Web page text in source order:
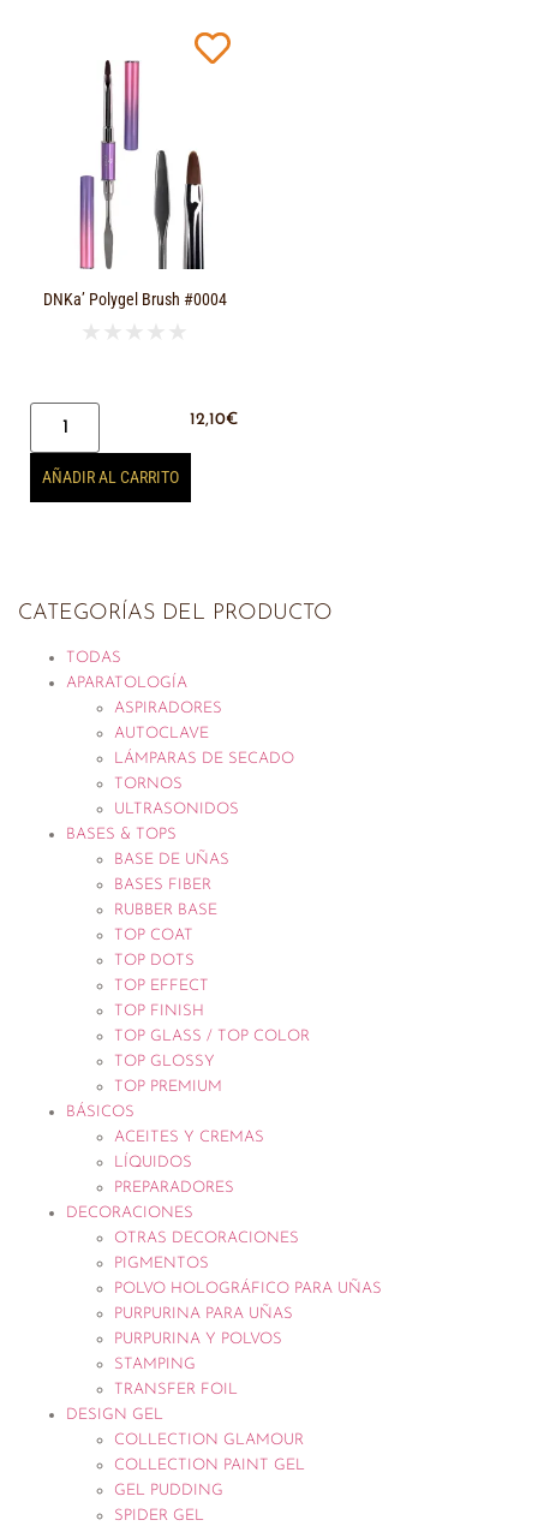
CATEGORÍAS DEL PRODUCTO
TODAS
APARATOLOGÍA
ASPIRADORES
AUTOCLAVE
LÁMPARAS DE SECADO
TORNOS
ULTRASONIDOS
BASES & TOPS
BASE DE UÑAS
BASES FIBER
RUBBER BASE
TOP COAT
TOP DOTS
TOP EFFECT
TOP FINISH
TOP GLASS / TOP COLOR
TOP GLOSSY
TOP PREMIUM
BÁSICOS
ACEITES Y CREMAS
LÍQUIDOS
PREPARADORES
DECORACIONES
OTRAS DECORACIONES
PIGMENTOS
POLVO HOLOGRÁFICO PARA UÑAS
PURPURINA PARA UÑAS
PURPURINA Y POLVOS
STAMPING
TRANSFER FOIL
DESIGN GEL
COLLECTION GLAMOUR
COLLECTION PAINT GEL
GEL PUDDING
SPIDER GEL
DNKa’ Polygel Brush #0004
★ ★ ★ ★ ★
12,10€
AÑADIR AL CARRITO